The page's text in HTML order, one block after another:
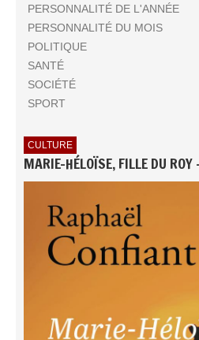
PERSONNALITÉ DE L'ANNÉE
PERSONNALITÉ DU MOIS
POLITIQUE
SANTÉ
SOCIÉTÉ
SPORT
CULTURE
MARIE-HÉLOÏSE, FILLE DU